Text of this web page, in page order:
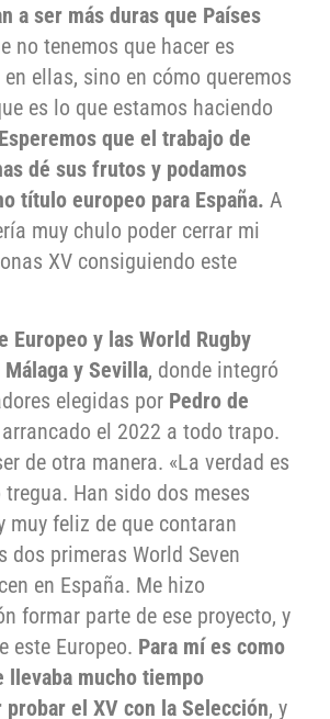
a ser más duras que Países
no tenemos que hacer es
ellas, sino en cómo queremos
es lo que estamos haciendo
Esperemos que el trabajo de
dé sus frutos y podamos
título europeo para España. A
muy chulo poder cerrar mi
XV consiguiendo este
Europeo y las World Rugby
y Sevilla, donde integró
elegidas por Pedro de
el 2022 a todo trapo.
de otra manera. «La verdad es
Han sido dos meses
muy feliz de que contaran
dos primeras World Seven
en España. Me hizo
formar parte de ese proyecto, y
este Europeo. Para mí es como
llevaba mucho tiempo
el XV con la Selección, y